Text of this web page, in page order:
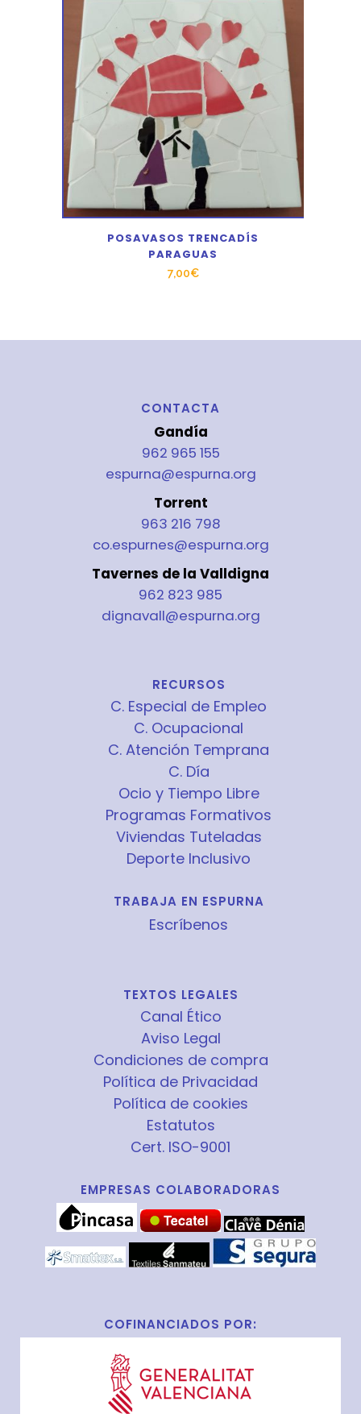
POSAVASOS TRENCADÍS
PARAGUAS
7,00€
CONTACTA
Gandía
962 965 155
espurna@espurna.org
Torrent
963 216 798
co.espurnes@espurna.org
Tavernes de la Valldigna
962 823 985
dignavall@espurna.org
RECURSOS
C. Especial de Empleo
C. Ocupacional
C. Atención Temprana
C. Día
Ocio y Tiempo Libre
Programas Formativos
Viviendas Tuteladas
Deporte Inclusivo
TRABAJA EN ESPURNA
Escríbenos
TEXTOS LEGALES
Canal Ético
Aviso Legal
Condiciones de compra
Política de Privacidad
Política de cookies
Estatutos
Cert. ISO-9001
EMPRESAS COLABORADORAS
COFINANCIADOS POR: